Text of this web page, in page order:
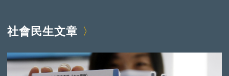
社會民生文章